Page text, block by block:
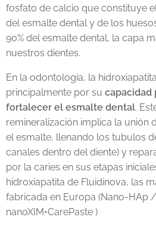
fosfato de calcio que constituye
del esmalte dental y de los
90% del esmalte dental, la capa
nuestros dientes.
En la odontología, la
principalmente por su capacidad
fortalecer el esmalte dental.
remineralización implica la unión
el esmalte, llenando los tubulos
canales dentro del diente) y
por la caries en sus etapas
hidroxiapatita de Fluidinova, las
fabricada en Europa (Nano-HAp /
nanoXIM•CarePaste )